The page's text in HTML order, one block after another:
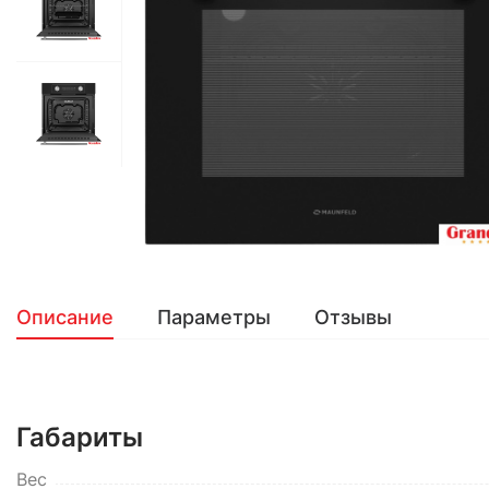
Описание Параметры Отзывы
Габариты
Вес